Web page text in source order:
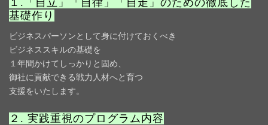
１.「自立」「自律」「自走」のための徹底した
基礎作り
ビジネスパーソンとして身に付けておくべき
ビジネススキルの基礎を
１年間かけてしっかりと固め
御社に貢献できる戦力人材へと育つ
支援をいたします。
２. 実践重視のプログラム内容